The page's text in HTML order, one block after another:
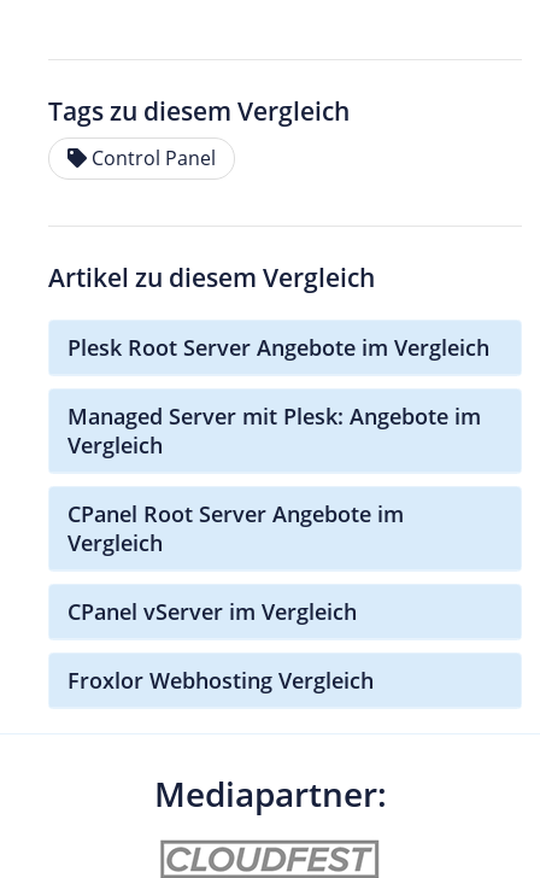
Tags zu diesem Vergleich
Control Panel
Artikel zu diesem Vergleich
Plesk Root Server Angebote im Vergleich
Managed Server mit Plesk: Angebote im
Vergleich
CPanel Root Server Angebote im
Vergleich
CPanel vServer im Vergleich
Froxlor Webhosting Vergleich
Mediapartner: